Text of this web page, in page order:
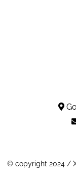
© copyright 2024 /